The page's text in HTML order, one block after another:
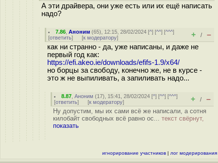
А эти драйвера, они уже есть или их ещё написать
надо?
7.86 ,Аноним (65), 12:15, 28/02/2024 [^] [^^] [^^^]
[ответить] [к модератору] + / –
как ни странно - да, уже написаны, и даже не
первый год как:
https://efi.akeo.ie/downloads/efifs-1.9/x64/
но борцы за свободу, конечно же, не в курсе -
это ж не выпиливать, а запиливать надо...
8.87 ,Аноним (17), 15:41, 28/02/2024 [^] [^^] [^^^]
[ответить] [к модератору] + / –
Ну допустим, мы их сами всё же написали, а сотня
килобайт свободных всё равно ос... текст свёрнут,
показать
игнорирование участников | лог модерирования